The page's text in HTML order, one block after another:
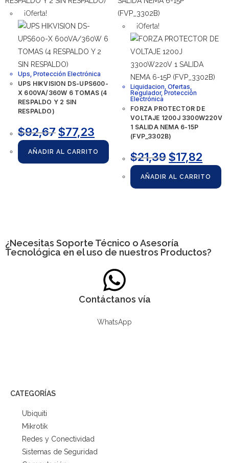
¡Oferta!
Ups, Protección Electrónica
UPS HIKVISION DS-UPS600-
X 600VA/360W 6 TOMAS (4
RESPALDO Y 2 SIN
RESPALDO)
$92,67$77,23
AÑADIR AL CARRITO
¡Oferta!
Liquidacion,Ofertas,
Regulador,Protección
Electrónica
FORZA PROTECTOR DE
VOLTAJE 1200J 3300W220V
1 SALIDA NEMA 6-15P
(FVP_3302B)
$21,39 $17,82
AÑADIR AL CARRITO
¿Necesitas Soporte Técnico o Asesoría
Tecnológica en el uso de nuestros Productos?
Contáctanos vía
WhatsApp
CATEGORÍAS
Ubiquiti
Mikrotik
Redes y Conectividad
Sistemas de Seguridad